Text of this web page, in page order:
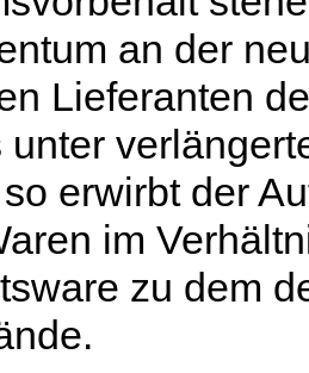
an der
Lieferanten
unter
erwirbt der
im
zu dem